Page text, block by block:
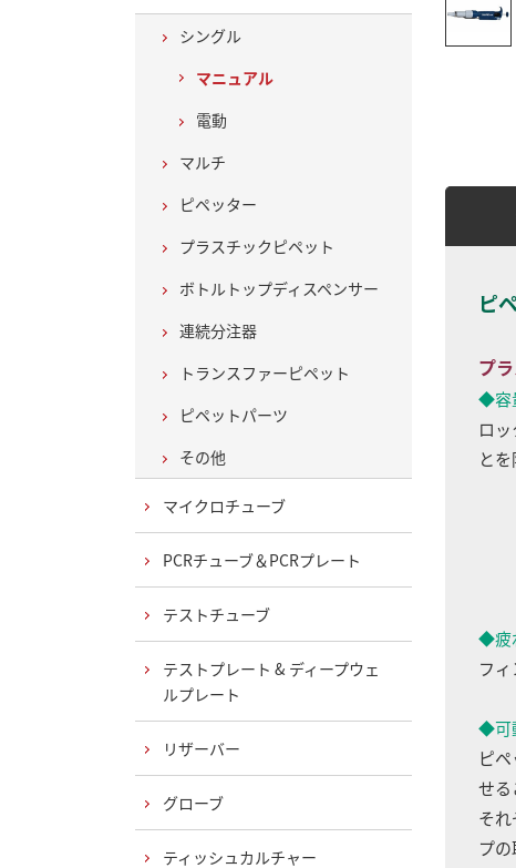
ピ
プ
◆容
ロ
と
◆疲
フ
◆可
ピ
せる
そ
プ
シングル
マニュアル
電動
マルチ
ピペッター
プラスチックピペット
ボトルトップディスペンサー
連続分注器
トランスファーピペット
ピペットパーツ
その他
マイクロチューブ
PCRチューブ＆PCRプレート
テストチューブ
テストプレート & ディープウェ
ルプレート
リザーバー
グローブ
ティッシュカルチャー